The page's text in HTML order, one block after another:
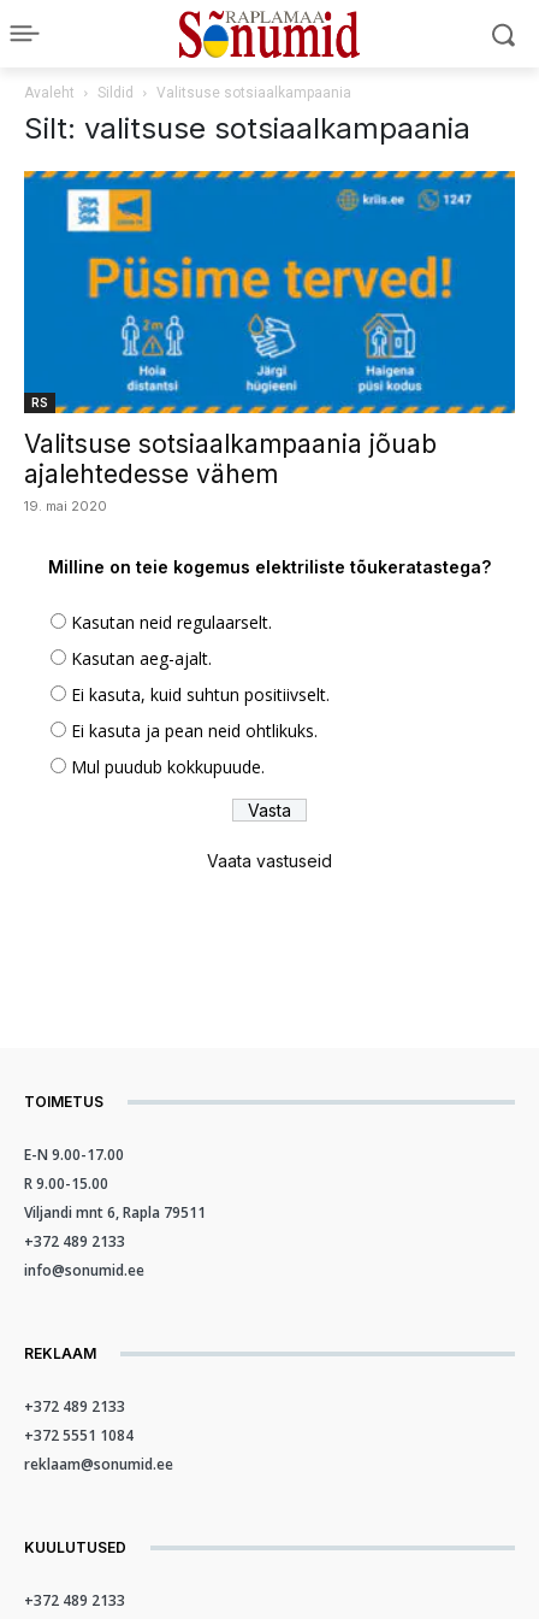
Avaleht Sildid Valitsuse sotsiaalkampaania
Silt: valitsuse sotsiaalkampaania
RS
Valitsuse sotsiaalkampaania jõuab
ajalehtedesse vähem
19. mai 2020
Milline on teie kogemus elektriliste tõukeratastega?
Kasutan neid regulaarselt.
Kasutan aeg-ajalt.
Ei kasuta, kuid suhtun positiivselt.
Ei kasuta ja pean neid ohtlikuks.
Mul puudub kokkupuude.
Vaata vastuseid
TOIMETUS
E-N 9.00-17.00
R 9.00-15.00
Viljandi mnt 6, Rapla 79511
+372 489 2133
info@sonumid.ee
REKLAAM
+372 489 2133
+372 5551 1084
reklaam@sonumid.ee
KUULUTUSED
+372 489 2133